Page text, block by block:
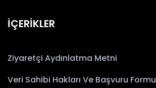
İÇERİKLER
Ziyaretçi Aydınlatma Metni
Veri Sahibi Hakları Ve Başvuru Formu